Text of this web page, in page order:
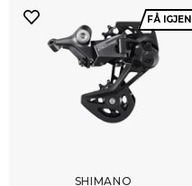
FÅ IGJEN
SHIMANO